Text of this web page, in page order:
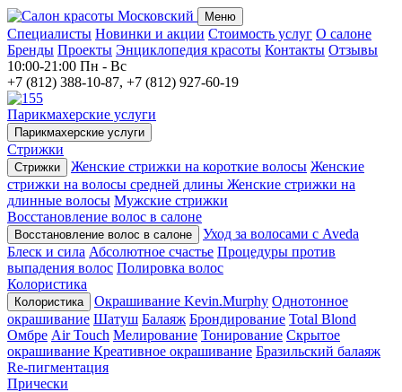
Меню
Специалисты Новинки и акции Стоимость услуг О салоне
Бренды Проекты Энциклопедия красоты Контакты Отзывы
10:00-21:00 Пн - Вс
+7 (812) 388-10-87, +7 (812) 927-60-19
Парикмахерские услуги
Парикмахерские услуги
Стрижки
Стрижки Женские стрижки на короткие волосы Женские
стрижки на волосы средней длины Женские стрижки на
длинные волосы Мужские стрижки
Восстановление волос в салоне
Восстановление волос в салоне
Уход за волосами с Aveda
Блеск и сила Абсолютное счастье Процедуры против
выпадения волос Полировка волос
Колористика
Колористика Окрашивание Kevin.Murphy Однотонное
окрашивание Шатуш Балаяж Брондирование Total Blond
Омбре Air Touch Мелирование Тонирование Скрытое
окрашивание Креативное окрашивание Бразильский балаяж
Re-пигментация
Прически